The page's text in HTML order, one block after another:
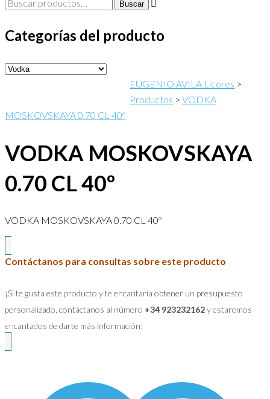
Buscar
Categorías del producto
EUGENIO AVILA Licores >
Productos >VODKA
MOSKOVSKAYA 0.70 CL 40º
VODKA MOSKOVSKAYA
0.70 CL 40º
VODKA MOSKOVSKAYA 0.70 CL 40º
Contáctanos para consultas sobre este producto
¡Si te gusta este producto y te encantaría obtener un presupuesto
personalizado, contáctanos al número +34 923232162y estaremos
encantados de darte más información!